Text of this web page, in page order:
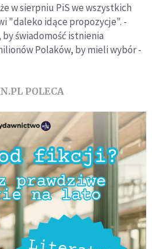
w sierpniu PiS we wszystkich
"daleko idące propozycje". -
świadomość istnienia
Polaków, by mieli wybór -
POLECA